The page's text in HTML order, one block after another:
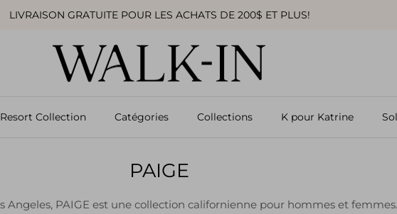
LIVRAISON GRATUITE POUR LES ACHATS DE 200$ ET PLUS!
Resort Collection Catégories Collections K pour Katrine
PAIGE
Angeles, PAIGE est une collection californienne pour hommes et